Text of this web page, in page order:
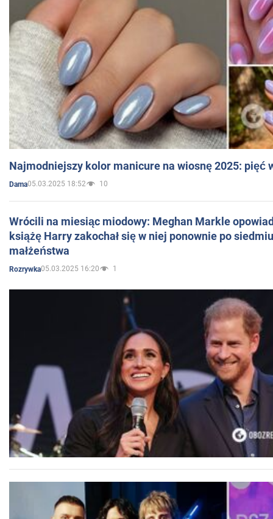
Najmodniejszy kolor manicure na wiosnę 2025: pięć
Dama05.03.2025 18:52 10
Wrócili na miesiąc miodowy: Meghan Markle
książę Harry zakochał się w niej ponownie po
małżeństwa
Rozrywka05.03.2025 16:20 1